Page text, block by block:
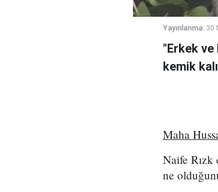
Yayınlanma: 30
"Erkek ve
kemik
Maha
Naife Rızk
ne